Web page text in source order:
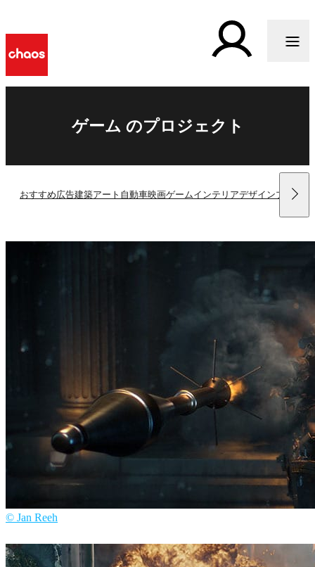
ゲーム のプロジェクト
おすすめ広告建築アート 自動車映画ゲームインテリアデザインプロダク
© Jan Reeh
Jan Reeh ゲーム